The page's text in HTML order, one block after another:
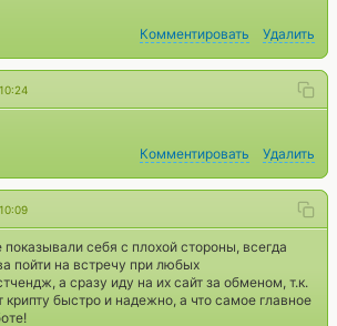
Комментировать
Удалить
10:24
Комментировать
Удалить
10:09
себя с плохой стороны, всегда
пойти на встречу при любых
а сразу иду на их сайт за обменом, т.к.
быстро и надежно, а что самое главное